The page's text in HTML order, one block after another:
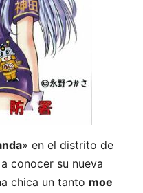
» en el distrito de
conocer su nueva
chica un tanto moe